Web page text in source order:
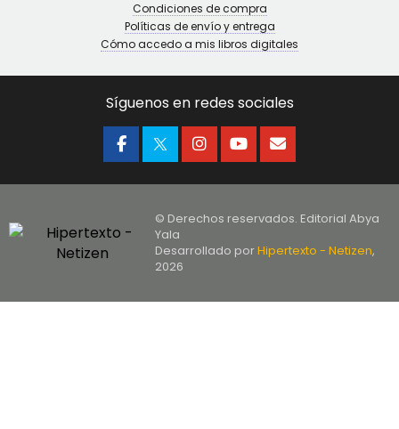
Condiciones de compra
Políticas de envío y entrega
Cómo accedo a mis libros digitales
Síguenos en redes sociales
© Derechos reservados. Editorial Abya
Yala
Desarrollado porHipertexto - Netizen,
2026